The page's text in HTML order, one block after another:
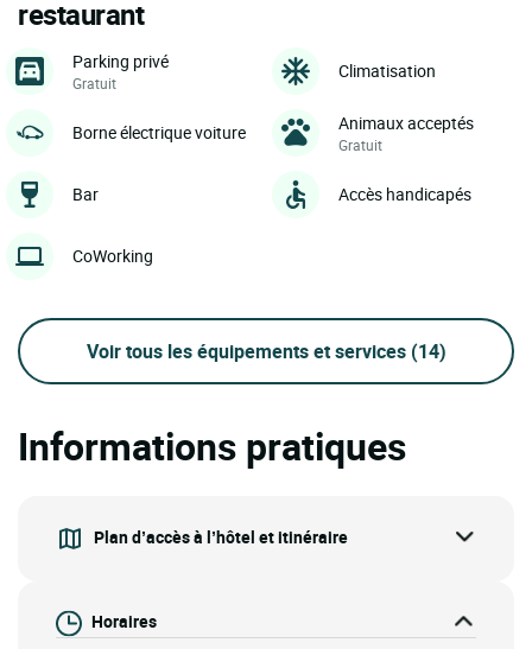
restaurant
Parking privé
Gratuit
Climatisation
Borne électrique voiture Animaux acceptés
Gratuit
Bar Accès handicapés
CoWorking
Voir tous les équipements et services (14)
Informations pratiques
Plan d’accès à l’hôtel et itinéraire
Horaires